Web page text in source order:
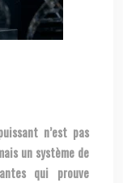
un système de
qui prouve